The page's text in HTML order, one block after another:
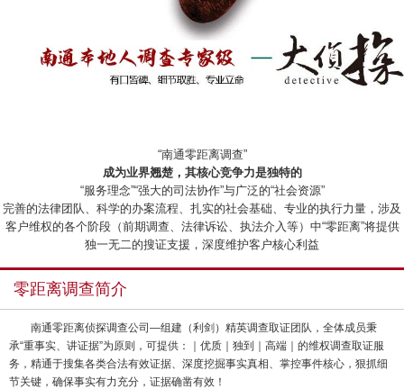
“南通零距离调查”
成为业界翘楚，其核心竞争力是独特的
“服务理念”“强大的司法协作”与广泛的“社会资源”
完善的法律团队、科学的办案流程、扎实的社会基础、专业的执行力量，涉及
客户维权的各个阶段（前期调查、法律诉讼、执法介入等）中“零距离”将提供
独一无二的搜证支援，深度维护客户核心利益
零距离调查简介
南通零距离侦探调查公司—组建（利剑）精英调查取证团队，全体成员秉
承“重事实、讲证据”为原则，可提供：｜优质｜独到｜高端｜的维权调查取证服
务，精通于搜集各类合法有效证据、深度挖掘事实真相、掌控事件核心，狠抓细
节关键，确保事实有力充分，证据确凿有效！